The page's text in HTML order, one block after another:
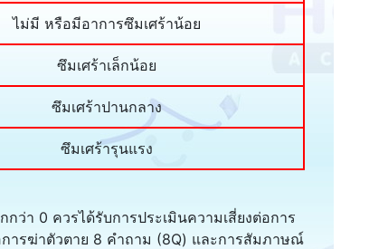
ไม่มี หรือมีอาการซึมเศร้าน้อย
ซึมเศร้าเล็กน้อย
ซึมเศร้าปานกลาง
ซึมเศร้ารุนแรง
า 0 ควรได้รับการประเมินความเสี่ยงต่อการ
การฆ่าตัวตาย 8 คำถาม (8Q) และการสัมภาษณ์